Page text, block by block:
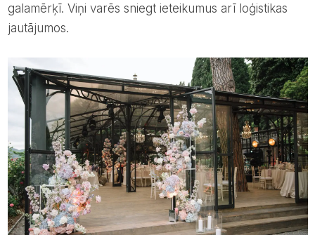
galamērķī. Viņi varēs sniegt ieteikumus arī loģistikas
jautājumos.